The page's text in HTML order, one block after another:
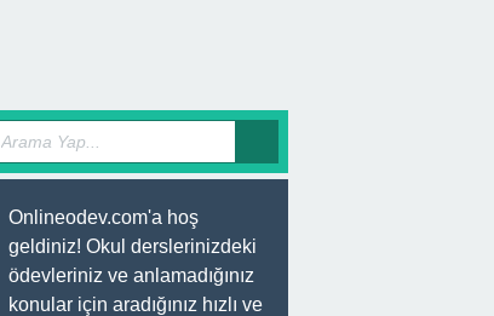
Onlineodev.com'a hoş
geldiniz! Okul derslerinizdeki
ödevleriniz ve anlamadığınız
konular için aradığınız hızlı ve